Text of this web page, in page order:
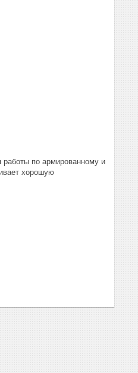
по армированному и
хорошую